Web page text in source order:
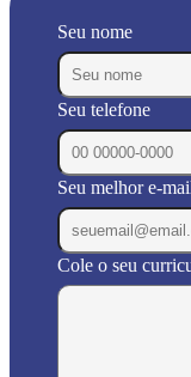
Seu nome
Seu telefone
Seu melhor e-
Cole o seu